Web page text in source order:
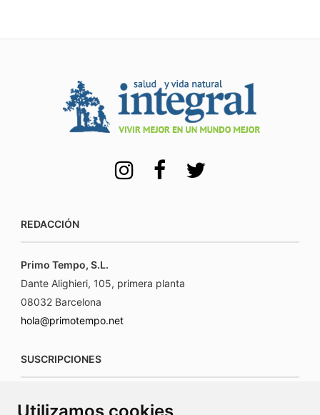
REDACCIÓN
Primo Tempo, S.L.
Dante Alighieri, 105, primera planta
08032 Barcelona
hola@primotempo.net
SUSCRIPCIONES